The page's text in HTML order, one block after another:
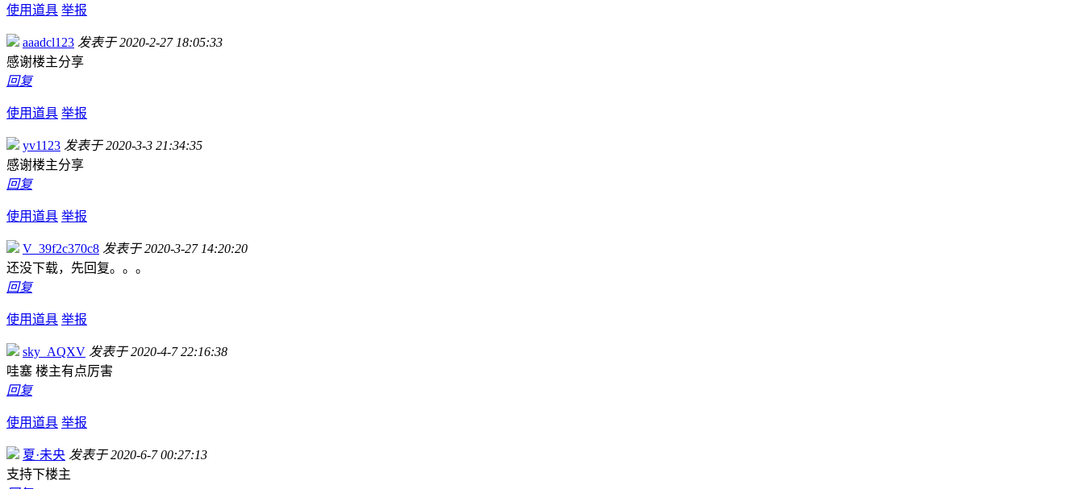
使用道具 举报
aaadcl123 发表于 2020-2-27 18:05:33
感谢楼主分享
回复
使用道具 举报
yv1123 发表于 2020-3-3 21:34:35
感谢楼主分享
回复
使用道具 举报
V_39f2c370c8 发表于 2020-3-27 14:20:20
还没下载，先回复。。。
回复
使用道具 举报
sky_AQXV 发表于 2020-4-7 22:16:38
哇塞 楼主有点厉害
回复
使用道具 举报
夏·未央 发表于 2020-6-7 00:27:13
支持下楼主